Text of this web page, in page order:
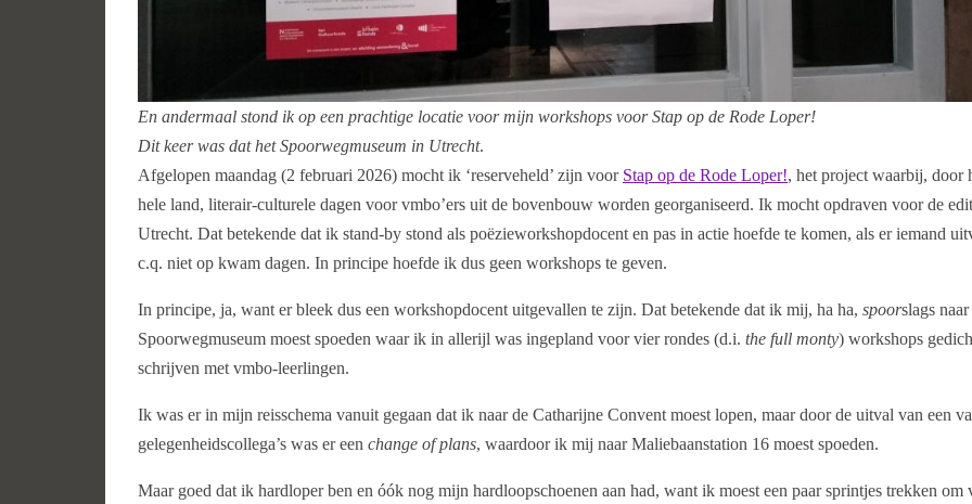
En andermaal stond ik op een prachtige locatie voor mijn workshops voor Stap op de Rode Loper!
Dit keer was dat het Spoorwegmuseum in Utrecht.
Afgelopen maandag (2 februari 2026) mocht ik ‘reserveheld’ zijn voor Stap op de Rode Loper!, het project waarbij, door
hele land, literair-culturele dagen voor vmbo’ers uit de bovenbouw worden georganiseerd. Ik mocht opdraven voor de
Utrecht. Dat betekende dat ik stand-by stond als poëzieworkshopdocent en pas in actie hoefde te komen, als er iemand
c.q. niet op kwam dagen. In principe hoefde ik dus geen workshops te geven.
In principe, ja, want er bleek dus een workshopdocent uitgevallen te zijn. Dat betekende dat ik mij, ha ha, spoorslags
Spoorwegmuseum moest spoeden waar ik in allerijl was ingepland voor vier rondes (d.i. the full monty) workshops
schrijven met vmbo-leerlingen.
Ik was er in mijn reisschema vanuit gegaan dat ik naar de Catharijne Convent moest lopen, maar door de uitval van een
gelegenheidscollega’s was er een change of plans, waardoor ik mij naar Maliebaanstation 16 moest spoeden.
Maar goed dat ik hardloper ben en óók nog mijn hardloopschoenen aan had, want ik moest een paar sprintjes trekken om